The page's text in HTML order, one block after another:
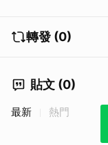
轉發 (0)
貼文 (0)
最新 熱門